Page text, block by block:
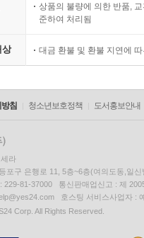
상품의 불량에 의한 반품,
준하여 처리됨
상 대금 환불 및 환불 지연에
침 청소년보호정책 도서홍보안내
라
포구 은행로 11, 5층~6층(여의도동,일신
229-81-37000 통신판매업신고 : 제
호스팅 서비스사업자 :
Corp. All Rights Reserved.